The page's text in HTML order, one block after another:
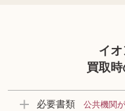
イ
買取
必要書類 公共機関